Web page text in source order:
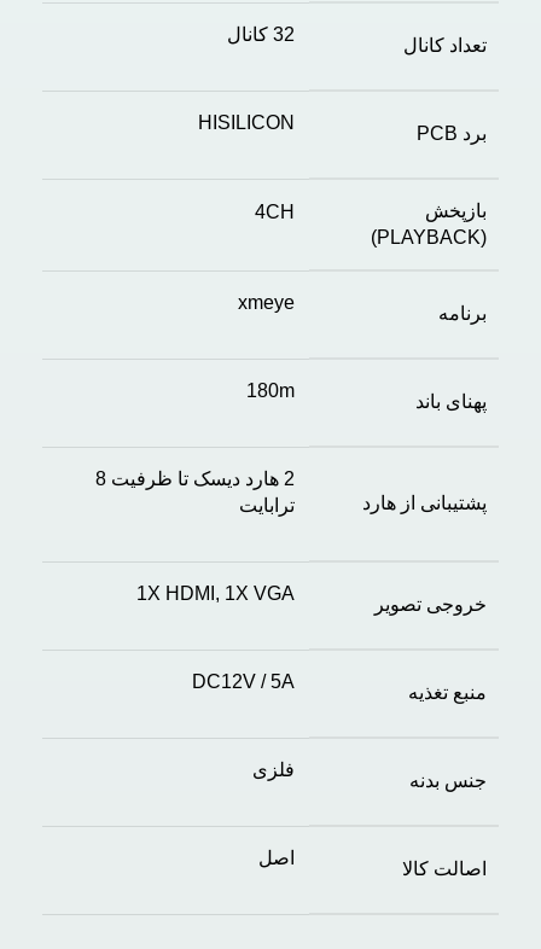
تعداد کانال
32 کانال
برد PCB
HISILICON
بازپخش
(PLAYBACK)
4CH
برنامه
xmeye
پهنای باند
180m
پشتیبانی از هارد
2 هارد دیسک تا ظرفیت 8
ترابایت
خروجی تصویر
1X HDMI, 1X VGA
منبع تغذیه
DC12V / 5A
جنس بدنه
فلزی
اصالت کالا
اصل